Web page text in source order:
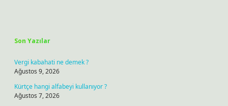
Son Yazılar
Vergi kabahati ne demek ?
Ağustos 9, 2026
Kürtçe hangi alfabeyi kullanıyor ?
Ağustos 7, 2026